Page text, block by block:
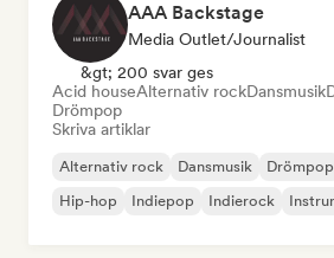
AAA Backstage
Media Outlet/Journalist
&gt; 200 svar ges
Acid houseAlternativ rockDansmusik
Drömpop
Skriva artiklar
Alternativ rock Dansmusik Drömpop
Hip-hop
Indiepop Indierock